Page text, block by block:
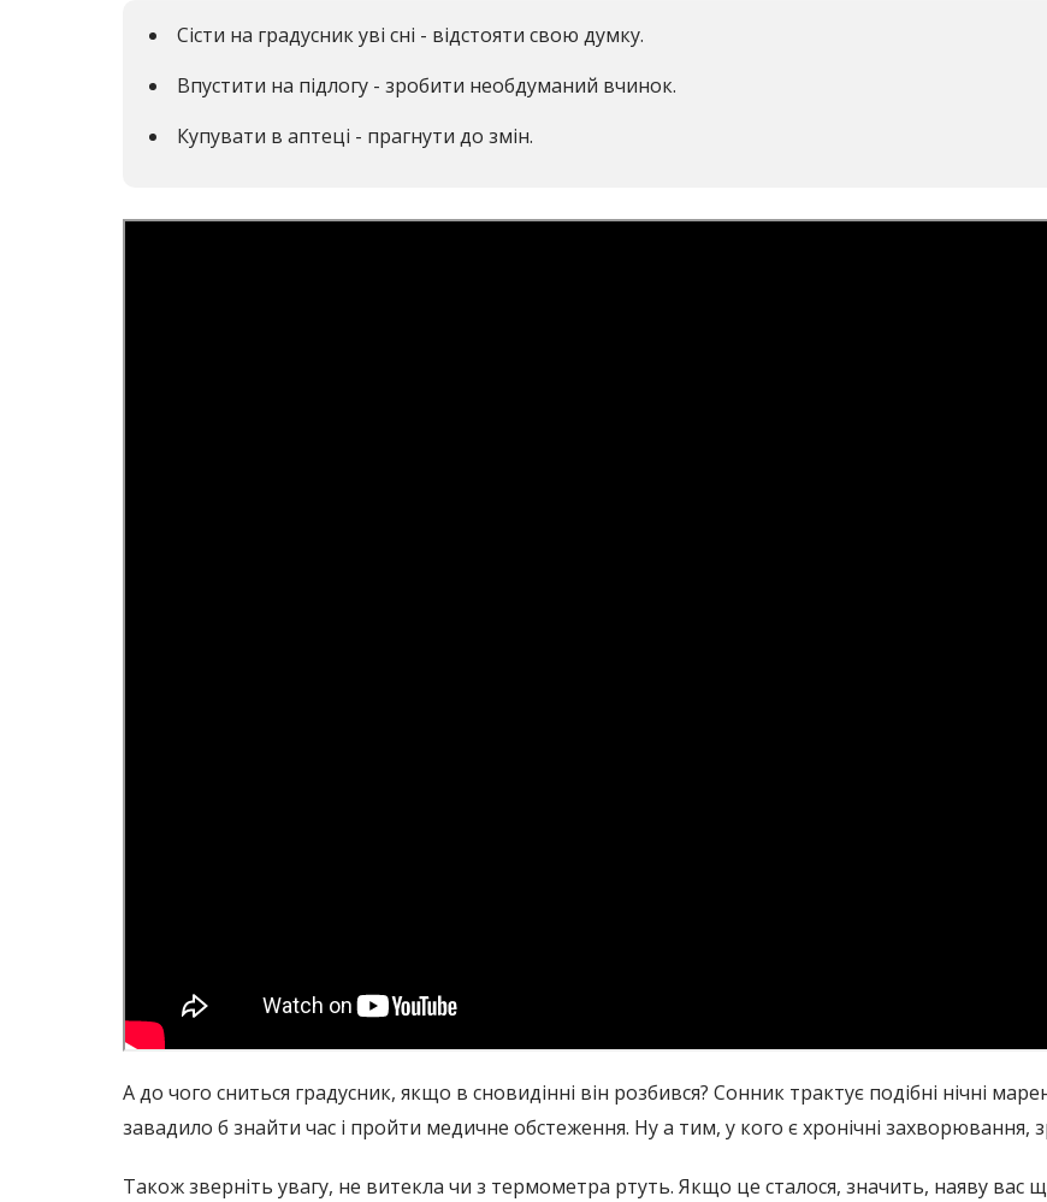
Сісти на градусник уві сні - відстояти свою думку.
Впустити на підлогу - зробити необдуманий вчинок.
Купувати в аптеці - прагнути до змін.
А до чого сниться градусник, якщо в сновидінні він розбився? Сонник трактує подібні нічні
завадило б знайти час і пройти медичне обстеження. Ну а тим, у кого є хронічні захворювання,
Також зверніть увагу, не витекла чи з термометра ртуть. Якщо це сталося, значить, наяву вас